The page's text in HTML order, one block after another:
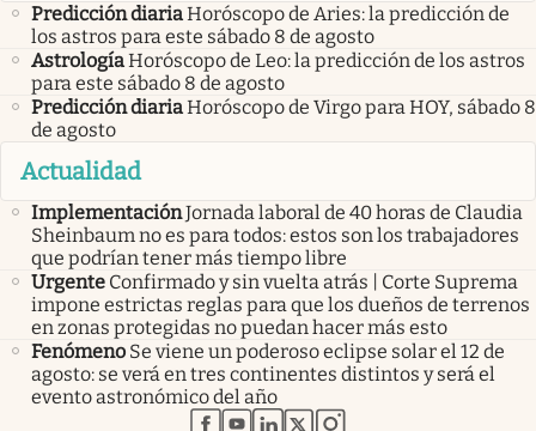
Predicción diariaHoróscopo de Aries: la predicción de
los astros para este sábado 8 de agosto
AstrologíaHoróscopo de Leo: la predicción de los astros
para este sábado 8 de agosto
Predicción diariaHoróscopo de Virgo para HOY, sábado 8
de agosto
Actualidad
ImplementaciónJornada laboral de 40 horas de Claudia
Sheinbaum no es para todos: estos son los trabajadores
que podrían tener más tiempo libre
Urgente Confirmado y sin vuelta atrás | Corte Suprema
impone estrictas reglas para que los dueños de terrenos
en zonas protegidas no puedan hacer más esto
Fenómeno Se viene un poderoso eclipse solar el 12 de
agosto: se verá en tres continentes distintos y será el
evento astronómico del año
abre en nueva pestaña
abre en nueva pestaña
abre en nueva pestaña
abre en nueva pestaña
abre en nueva pestaña